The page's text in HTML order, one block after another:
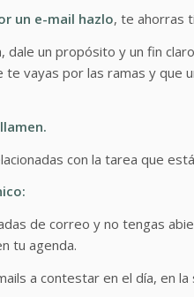
un e-mail hazlo, te ahorras
dale un propósito y un fin
vayas por las ramas y que
con la tarea que
de correo y no tengas
tu agenda.
a contestar en el día, en